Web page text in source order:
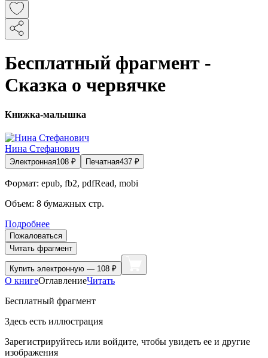
Бесплатный фрагмент -
Сказка о червячке
Книжка-малышка
Нина Стефанович
Электронная108 ₽ Печатная437 ₽
Формат: epub, fb2, pdfRead, mobi
Объем: 8 бумажных стр.
Подробнее
Пожаловаться
Читать фрагмент
Купить электронную — 108 ₽
О книгеОглавлениеЧитать
Бесплатный фрагмент
Здесь есть иллюстрация
Зарегистрируйтесь или войдите, чтобы увидеть ее и другие
изображения